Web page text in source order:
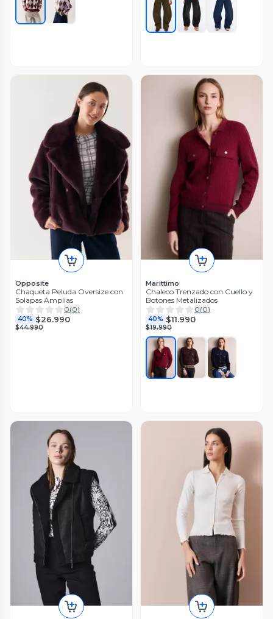
Opposite
Chaqueta Peluda Oversize con
Solapas Amplias
0(0)
40% $26.990
$44.990
Marittimo
Chaleco Trenzado con Cuello y
Botones Metalizados
0(0)
40% $11.990
$19.990